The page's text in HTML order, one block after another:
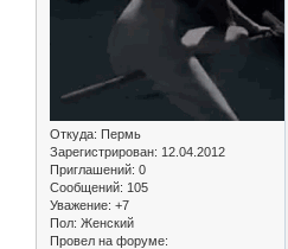
Откуда: Пермь
Зарегистрирован: 12.04.2012
Приглашений: 0
Сообщений: 105
Уважение: +7
Пол: Женский
Провел на форуме: